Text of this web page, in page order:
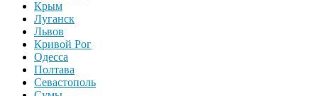
Крым
Луганск
Львов
Кривой Рог
Одесса
Полтава
Севастополь